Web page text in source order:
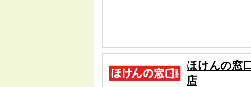
ほけんの窓
店